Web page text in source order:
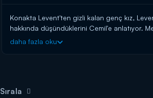
Konakta Levent'ten gizli kalan genç kız,
hakkında düşündüklerini Cemil'e anlatıyor.
söyledikleri sözlere oldukça öfkelenir.
daha fazla oku
Sırala